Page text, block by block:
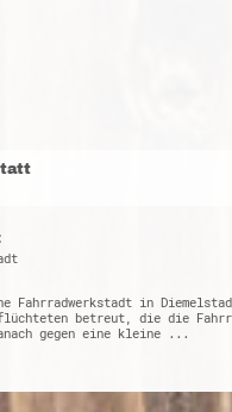
Fahrradwerkstadt in
betreut, die die
gegen eine kleine ...